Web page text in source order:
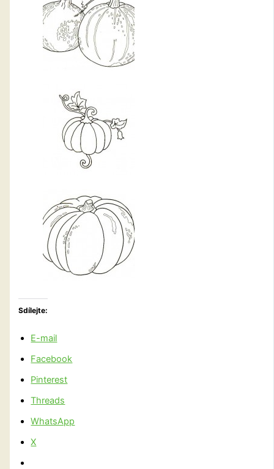
Sdílejte:
E-mail
Facebook
Pinterest
Threads
WhatsApp
X